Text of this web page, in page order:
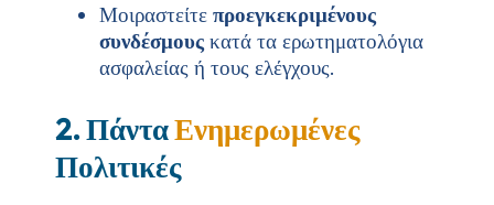
Μοιραστείτε προεγκεκριμένους
συνδέσμους κατά τα ερωτηματολόγια
ασφαλείας ή τους ελέγχους.
2. ΠάνταΕνημερωμένες
Πολιτικές